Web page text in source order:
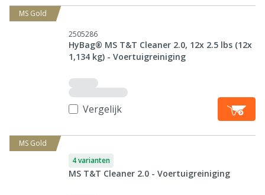
MS Gold
2505286
HyBag® MS T&T Cleaner 2.0, 12x 2.5 lbs (12x
1,134 kg) - Voertuigreiniging
Vergelijk
MS Gold
4 varianten
MS T&T Cleaner 2.0 - Voertuigreiniging